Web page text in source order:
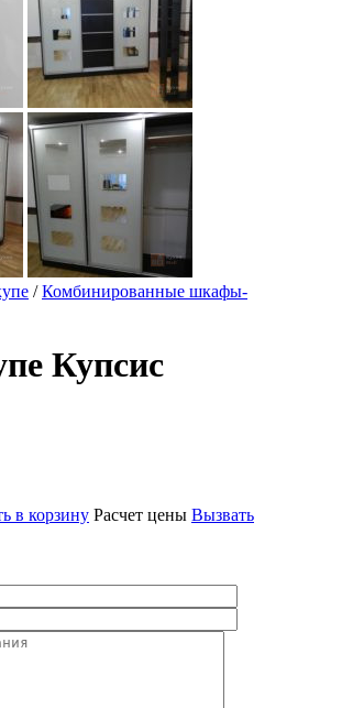
/Комбинированные шкафы-
Купсис
в корзину Расчет цены Вызвать